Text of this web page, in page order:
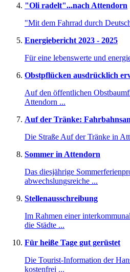
"Oli radelt"...nach Attendorn
"Mit dem Fahrrad durch
Energiebericht 2023 - 2025
Für eine lebenswerte und
Obstpflücken ausdrücklich
Auf den öffentlichen
Attendorn ...
Auf der Tränke:
Die Straße Auf der Tränke in
Sommer in Attendorn
Das diesjährige
abwechslungsreiche ...
Stellenausschreibung
Im Rahmen einer
die Städte ...
Für heiße Tage gut gerüstet
Die Tourist-Information der
kostenfrei ...